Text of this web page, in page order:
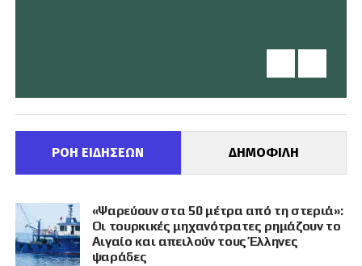
ΡΟΗ ΕΙΔΗΣΕΩΝ ΔΗΜΟΦΙΛΗ
«Ψαρεύουν στα 50 μέτρα από τη στεριά»:
Οι τουρκικές μηχανότρατες ρημάζουν το
Αιγαίο και απειλούν τους Έλληνες
ψαράδες